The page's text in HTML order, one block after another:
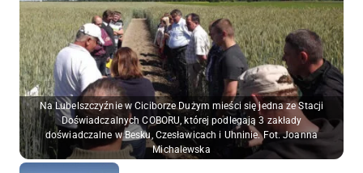
Na Lubelszczyźnie w Ciciborze Dużym mieści się jedna ze Stacji
Doświadczalnych COBORU, której podlegają 3 zakłady
doświadczalne w Besku, Czesławicach i Uhninie. Fot. Joanna
Michalewska